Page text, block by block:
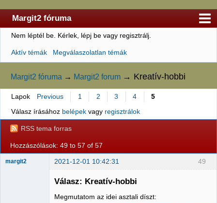
Margit2 fóruma
Kezdőlap
Felhasználólista
Szabályzat
Keresés
Regisztráció
Belépés
Nem léptél be. Kérlek, lépj be vagy regisztrálj.
Aktív témák Megválaszolatlan témák
Margit2 fóruma → Margit2 forum → Kreatív-hobbi
Lapok Previous 1 2 3 4
5
Válasz írásához belépekvagy regisztrálok
RSS tema forras
Hozzászólások: 49 to 57 of 57
49
margit2 2021-12-01 10:42:31
Válasz: Kreatív-hobbi
Megmutatom az idei asztali díszt: